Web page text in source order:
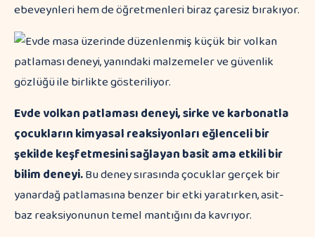
ebeveynleri hem de öğretmenleri biraz çaresiz bırakıyor.
Evde volkan patlaması deneyi, sirke ve karbonatla
çocukların kimyasal reaksiyonları eğlenceli bir
şekilde keşfetmesini sağlayan basit ama etkili bir
bilim deneyi.Bu deney sırasında çocuklar gerçek bir
yanardağ patlamasına benzer bir etki yaratırken, asit-
baz reaksiyonunun temel mantığını da kavrıyor.